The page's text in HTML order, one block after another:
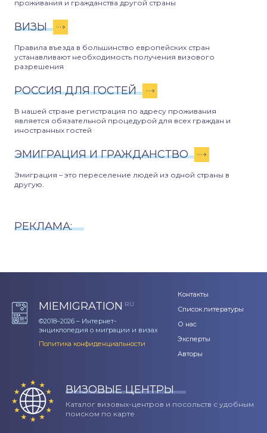
проживания и гражданства другой страны
ВИЗЫ
Правила въезда в большинство европейских стран
устанавливают необходимость получения визового
разрешения
РОССИЯ ДЛЯ ГОСТЕЙ
В нашей стране регистрация по адресу проживания
является обязательной процедурой для всех граждан и
иностранных гостей
ЭМИГРАЦИЯ И ГРАЖДАНСТВО
Эмиграция – это переселение людей из одной страны в
другую.
РЕКЛАМА:
MIEMIGRATION RU
©2018–2026 – Интернет-
энциклопедия о миграции и визах
Политика конфиденциальности
Контакты
Список литературы
О нас
Эксперты
Авторы
ВИЗОВЫЕ ЦЕНТРЫ
Каталог визовых-центров и посольств с удобным
поиском по карте